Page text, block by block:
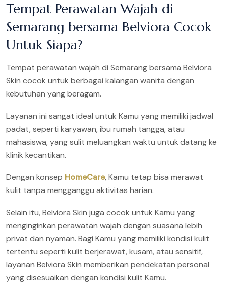
Tempat Perawatan Wajah di
Semarang bersama Belviora Cocok
Untuk Siapa?
Tempat perawatan wajah di Semarang bersama Belviora
Skin cocok untuk berbagai kalangan wanita dengan
kebutuhan yang beragam.
Layanan ini sangat ideal untuk Kamu yang memiliki jadwal
padat, seperti karyawan, ibu rumah tangga, atau
mahasiswa, yang sulit meluangkan waktu untuk datang ke
klinik kecantikan.
Dengan konsep HomeCare, Kamu tetap bisa merawat
kulit tanpa mengganggu aktivitas harian.
Selain itu, Belviora Skin juga cocok untuk Kamu yang
menginginkan perawatan wajah dengan suasana lebih
privat dan nyaman. Bagi Kamu yang memiliki kondisi kulit
tertentu seperti kulit berjerawat, kusam, atau sensitif,
layanan Belviora Skin memberikan pendekatan personal
yang disesuaikan dengan kondisi kulit Kamu.